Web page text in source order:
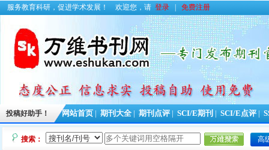
服务教育科研，促进学术发展！ 欢迎您，请 登录 免费注册
投稿好助手！ 网站首页 期刊大全 期刊点评 SCI/E期刊 SCI/E点评
搜索： 高